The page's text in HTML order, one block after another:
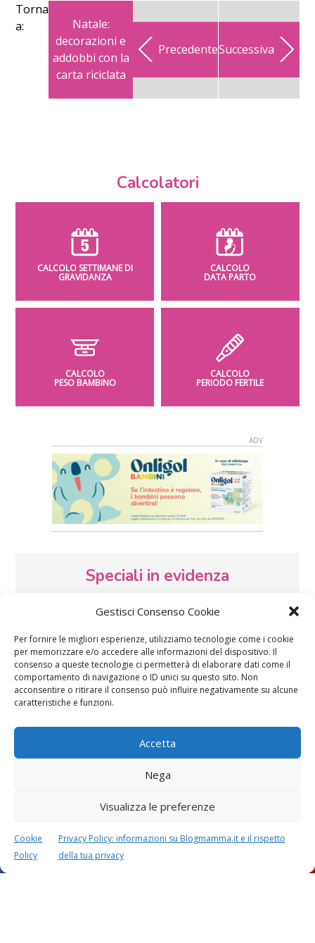
Gestisci Consenso Cookie
Per fornire le migliori esperienze, utilizziamo tecnologie come i cookie
per memorizzare e/o accedere alle informazioni del dispositivo. Il
consenso a queste tecnologie ci permetterà di elaborare dati come il
comportamento di navigazione o ID unici su questo sito. Non
acconsentire o ritirare il consenso può influire negativamente su alcune
caratteristiche e funzioni.
Accetta
Nega
Visualizza le preferenze
Cookie
Policy
Privacy Policy: informazioni su Blogmamma.it e il rispetto
della tua privacy
Torna
a:
Natale:
decorazioni e
addobbi con la
carta riciclata
PrecedenteSuccessiva
Calcolatori
CALCOLO SETTIMANE DI
GRAVIDANZA
CALCOLO
DATA PARTO
CALCOLO
PESO BAMBINO
CALCOLO
PERIODO FERTILE
Speciali in evidenza
Vaccini SOS Pediatra
d’auguri, filastrocche